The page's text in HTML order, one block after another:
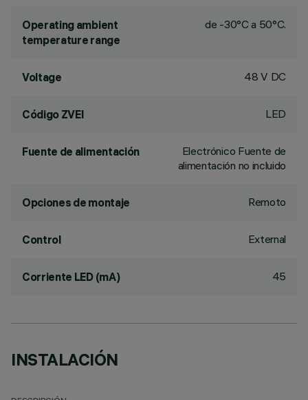
Operating ambient
temperature range
de -30°C a 50°C.
Voltage 48 V DC
Código ZVEI LED
Fuente de alimentación
Electrónico Fuente de
alimentación no incluido
Opciones de montaje Remoto
Control External
Corriente LED (mA) 45
INSTALACIÓN